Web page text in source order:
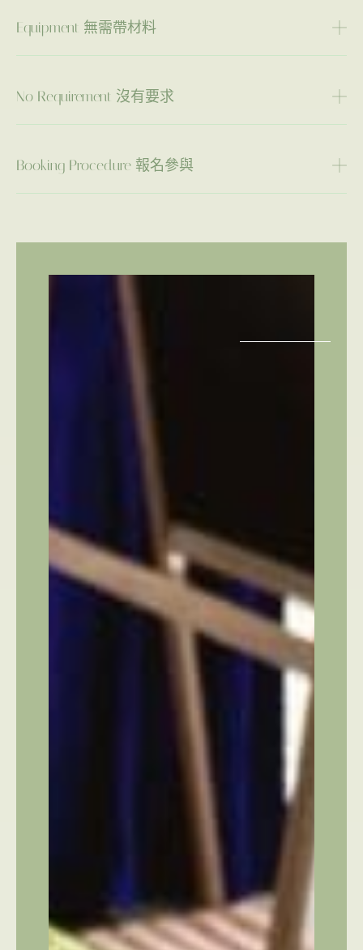
Equipment 無需帶材料
No Requirement 沒有要求
Booking Procedure 報名參與